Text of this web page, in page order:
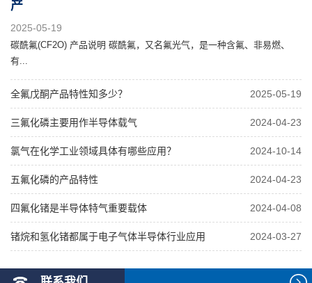
产
2025-05-19
碳酰氟(CF2O) 产品说明 碳酰氟，又名氟光气，是一种含氟、非易燃、
有...
全氟戊酮产品特性知多少？ 2025-05-19
三氟化磷主要用作半导体载气 2024-04-23
氯气在化学工业领域具体有哪些应用？ 2024-10-14
五氟化磷的产品特性 2024-04-23
四氟化锗是半导体特气重要载体 2024-04-08
锗烷和氢化锗都属于电子气体半导体行业应用 2024-03-27